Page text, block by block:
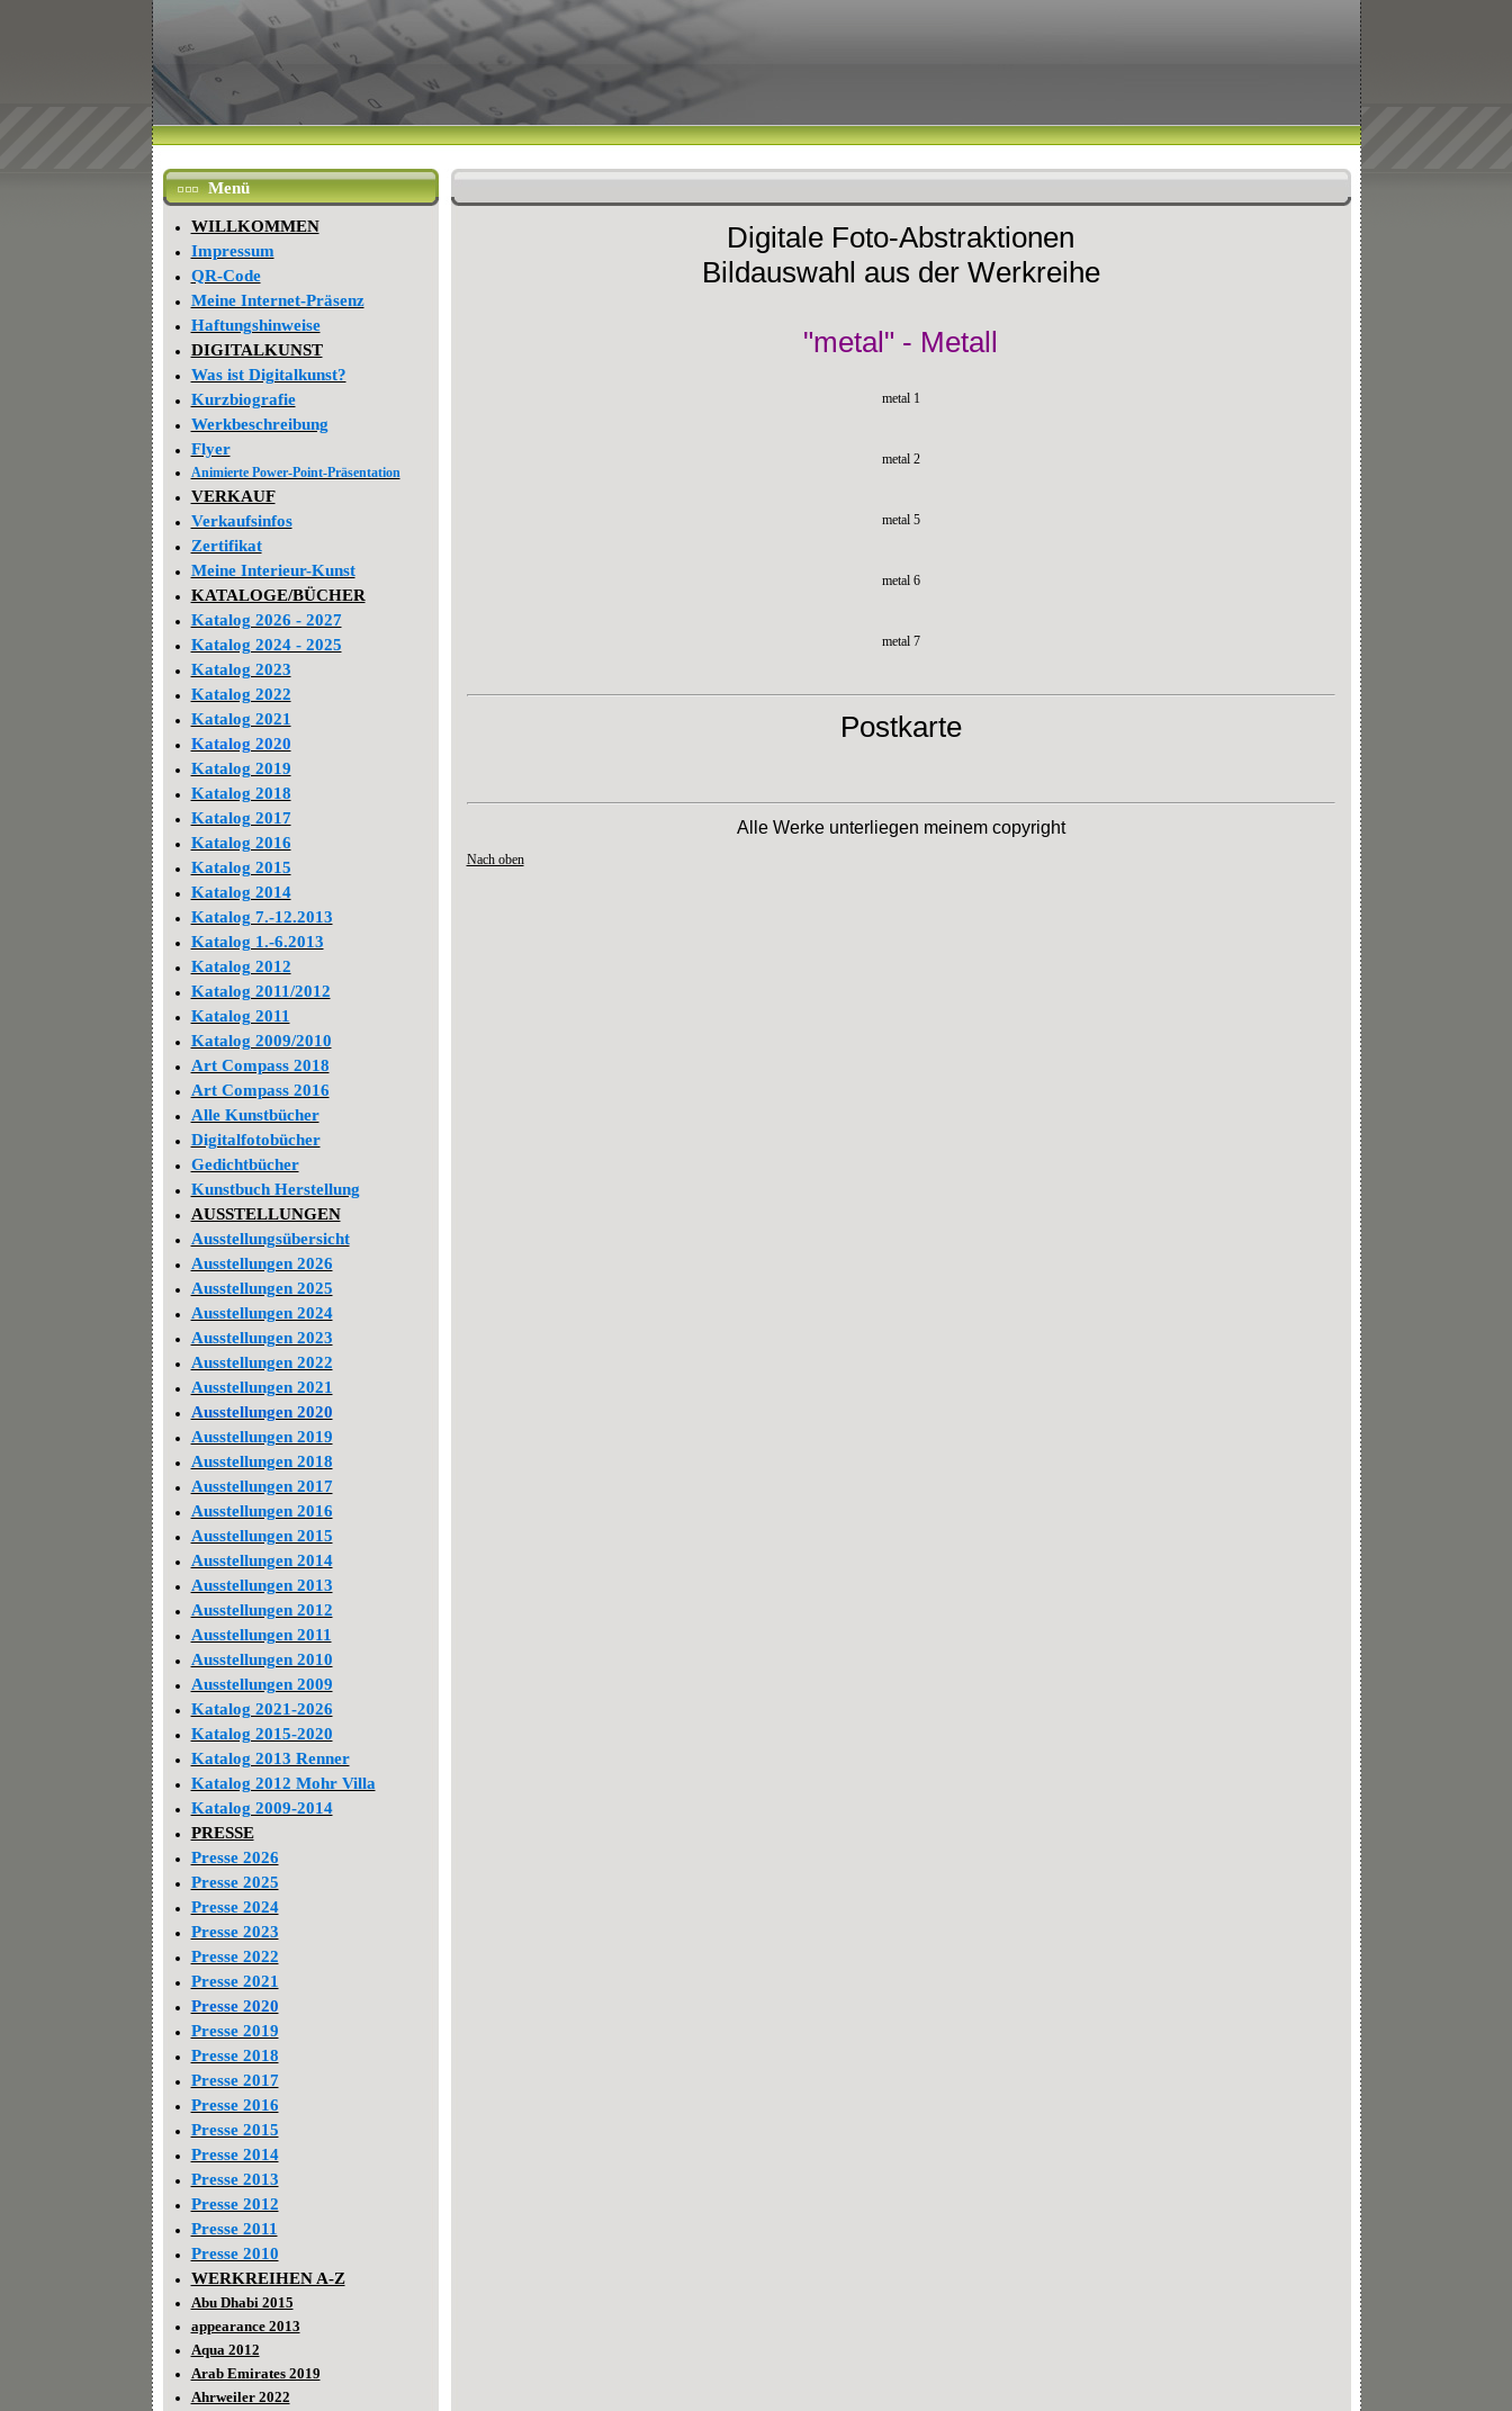
Menü
WILLKOMMEN
Impressum
QR-Code
Meine Internet-Präsenz
Haftungshinweise
DIGITALKUNST
Was ist Digitalkunst?
Kurzbiografie
Werkbeschreibung
Flyer
Animierte Power-Point-Präsentation
VERKAUF
Verkaufsinfos
Zertifikat
Meine Interieur-Kunst
KATALOGE/BÜCHER
Katalog 2026 - 2027
Katalog 2024 - 2025
Katalog 2023
Katalog 2022
Katalog 2021
Katalog 2020
Katalog 2019
Katalog 2018
Katalog 2017
Katalog 2016
Katalog 2015
Katalog 2014
Katalog 7.-12.2013
Katalog 1.-6.2013
Katalog 2012
Katalog 2011/2012
Katalog 2011
Katalog 2009/2010
Art Compass 2018
Art Compass 2016
Alle Kunstbücher
Digitalfotobücher
Gedichtbücher
Kunstbuch Herstellung
AUSSTELLUNGEN
Ausstellungsübersicht
Ausstellungen 2026
Ausstellungen 2025
Ausstellungen 2024
Ausstellungen 2023
Ausstellungen 2022
Ausstellungen 2021
Ausstellungen 2020
Ausstellungen 2019
Ausstellungen 2018
Ausstellungen 2017
Ausstellungen 2016
Ausstellungen 2015
Ausstellungen 2014
Ausstellungen 2013
Ausstellungen 2012
Ausstellungen 2011
Ausstellungen 2010
Ausstellungen 2009
Katalog 2021-2026
Katalog 2015-2020
Katalog 2013 Renner
Katalog 2012 Mohr Villa
Katalog 2009-2014
PRESSE
Presse 2026
Presse 2025
Presse 2024
Presse 2023
Presse 2022
Presse 2021
Presse 2020
Presse 2019
Presse 2018
Presse 2017
Presse 2016
Presse 2015
Presse 2014
Presse 2013
Presse 2012
Presse 2011
Presse 2010
WERKREIHEN A-Z
Abu Dhabi 2015
appearance 2013
Aqua 2012
Arab Emirates 2019
Ahrweiler 2022
Digitale Foto-Abstraktionen
Bildauswahl aus der Werkreihe
"metal" - Metall
metal 1
metal 2
metal 5
metal 6
metal 7
Postkarte
Alle Werke unterliegen meinem copyright
Nach oben